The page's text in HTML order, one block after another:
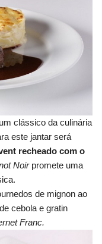
clássico da culinária
este jantar será
recheado com o
Noir promete uma
de mignon ao
cebola e gratin
Franc.